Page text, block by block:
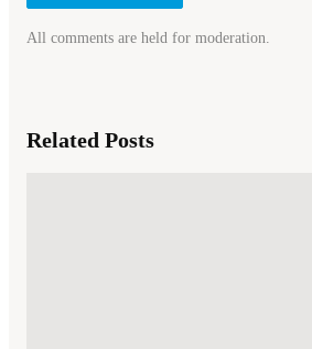
All comments are held for moderation.
Related Posts